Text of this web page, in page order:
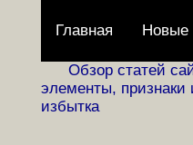
Главная Новые
Обзор статей
элементы, признаки
избытка